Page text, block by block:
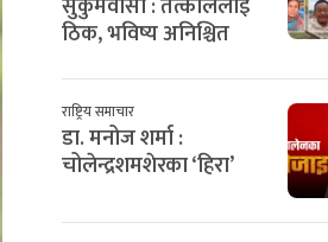
सुकुमवासी : तत्काललाई
ठिक, भविष्य अनिश्चित
राष्ट्रिय समाचार
डा. मनोज शर्मा :
चोलेन्द्रशमशेरका ‘हिरा’